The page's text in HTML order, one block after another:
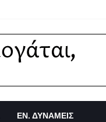
ΕΝ. ΔΥΝΑΜΕΙΣ